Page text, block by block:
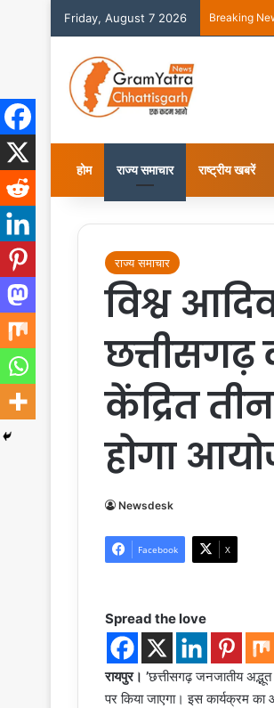
Friday, August 7 2026 Breaking
होम राज्य समाचार राष्ट्रीय खबरें
राज्य समाचार
विश्व
केंद्रित
होगा
Newsdesk
Facebook X
Spread the love
रायपुर। ’छत्तीसगढ़ जनजातीय
पर किया जाएगा। इस कार्यक्रम